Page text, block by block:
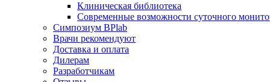
Клиническая библиотека
Современные возможности суточного
Симпозиум BPlab
Врачи рекомендуют
Доставка и оплата
Дилерам
Разработчикам